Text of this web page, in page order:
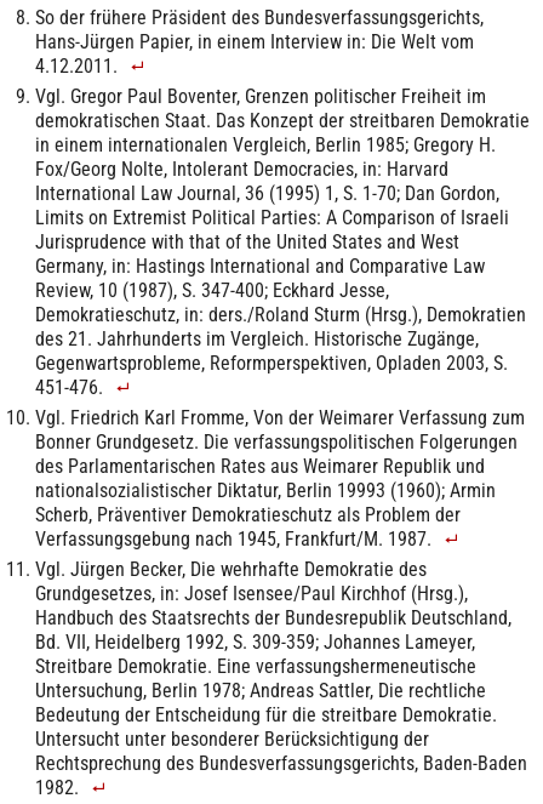
So der frühere Präsident des Bundesverfassungsgerichts,
Hans-Jürgen Papier, in einem Interview in: Die Welt vom
4.12.2011.
Vgl. Gregor Paul Boventer, Grenzen politischer Freiheit im
demokratischen Staat. Das Konzept der streitbaren Demokratie
in einem internationalen Vergleich, Berlin 1985; Gregory H.
Fox/Georg Nolte, Intolerant Democracies, in: Harvard
International Law Journal, 36 (1995) 1, S. 1-70; Dan Gordon,
Limits on Extremist Political Parties: A Comparison of Israeli
Jurisprudence with that of the United States and West
Germany, in: Hastings International and Comparative Law
Review, 10 (1987), S. 347-400; Eckhard Jesse,
Demokratieschutz, in: ders./Roland Sturm (Hrsg.), Demokratien
des 21. Jahrhunderts im Vergleich. Historische Zugänge,
Gegenwartsprobleme, Reformperspektiven, Opladen 2003, S.
451-476.
Vgl. Friedrich Karl Fromme, Von der Weimarer Verfassung zum
Bonner Grundgesetz. Die verfassungspolitischen Folgerungen
des Parlamentarischen Rates aus Weimarer Republik und
nationalsozialistischer Diktatur, Berlin 19993 (1960); Armin
Scherb, Präventiver Demokratieschutz als Problem der
Verfassungsgebung nach 1945, Frankfurt/M. 1987.
Vgl. Jürgen Becker, Die wehrhafte Demokratie des
Grundgesetzes, in: Josef Isensee/Paul Kirchhof (Hrsg.),
Handbuch des Staatsrechts der Bundesrepublik Deutschland,
Bd. VII, Heidelberg 1992, S. 309-359; Johannes Lameyer,
Streitbare Demokratie. Eine verfassungshermeneutische
Untersuchung, Berlin 1978; Andreas Sattler, Die rechtliche
Bedeutung der Entscheidung für die streitbare Demokratie.
Untersucht unter besonderer Berücksichtigung der
Rechtsprechung des Bundesverfassungsgerichts, Baden-Baden
1982.